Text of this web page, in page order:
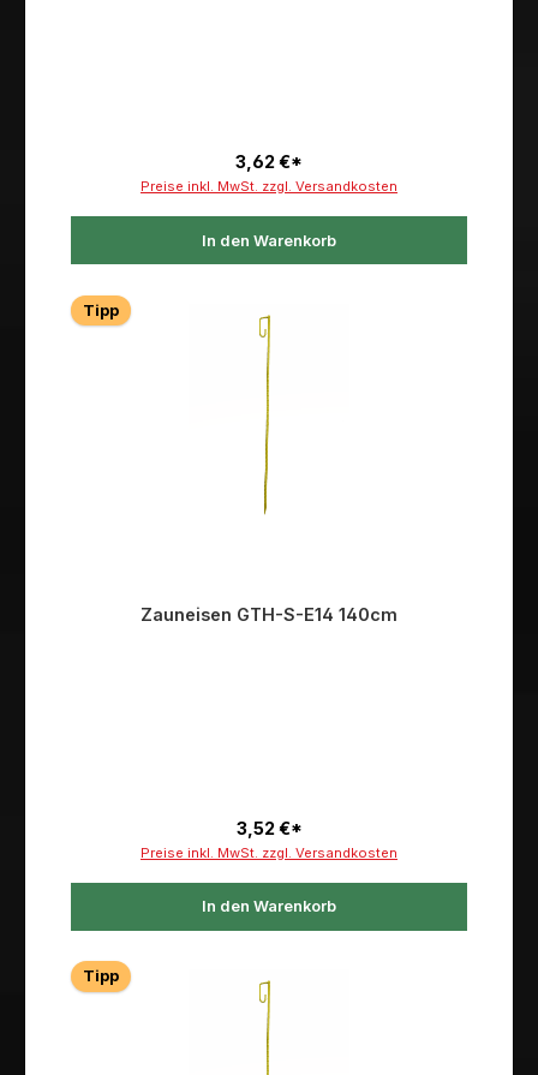
3,62 €*
Preise inkl. MwSt. zzgl. Versandkosten
In den Warenkorb
Tipp
Zauneisen GTH-S-E14 140cm
3,52 €*
Preise inkl. MwSt. zzgl. Versandkosten
In den Warenkorb
Tipp